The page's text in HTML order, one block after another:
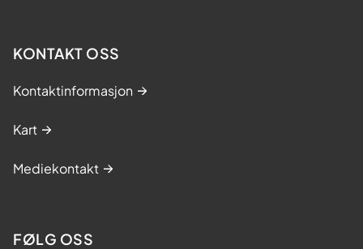
KONTAKT OSS
Kontaktinformasjon
Kart
Mediekontakt
FØLG OSS